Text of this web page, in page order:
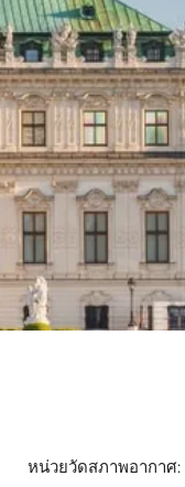
หน่วยวัดสภาพอากาศ: